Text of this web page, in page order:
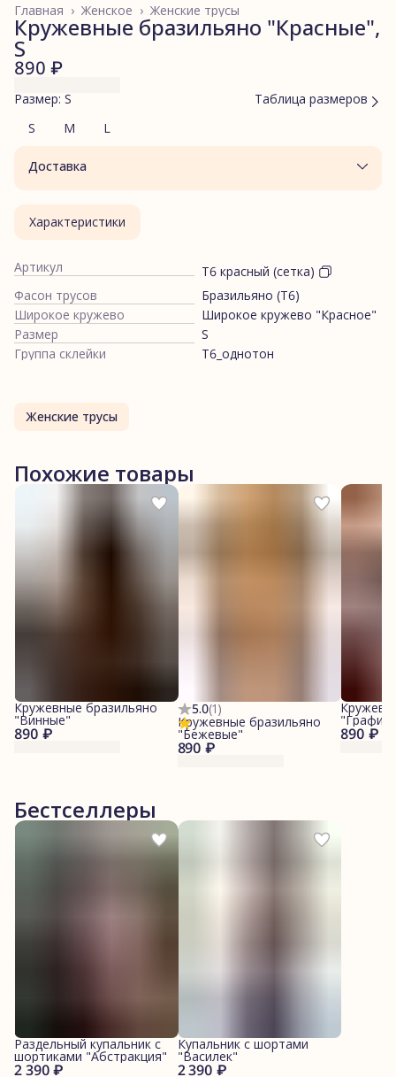
Женские трусы
Женское ›
Главная ›
Кружевные бразильяно "Красные",
S
890 ₽
Размер: S
Таблица размеров
S
M L
Доставка
Характеристики
Артикул
Т6 красный (сетка)
Фасон трусов
Бразильяно (Т6)
Широкое кружево
Широкое кружево "Красное"
Размер
S
Группа склейки
Т6_однотон
Женские трусы
Похожие товары
890 ₽
Кружевные бразильяно
"Винные"
5.0(1)
890 ₽
Кружевные бразильяно
"Бежевые" 890 ₽
"Графит"
Бестселлеры
2 390 ₽
Раздельный купальник с
шортиками "Абстракция"
2 390 ₽
Купальник с шортами
"Василек"